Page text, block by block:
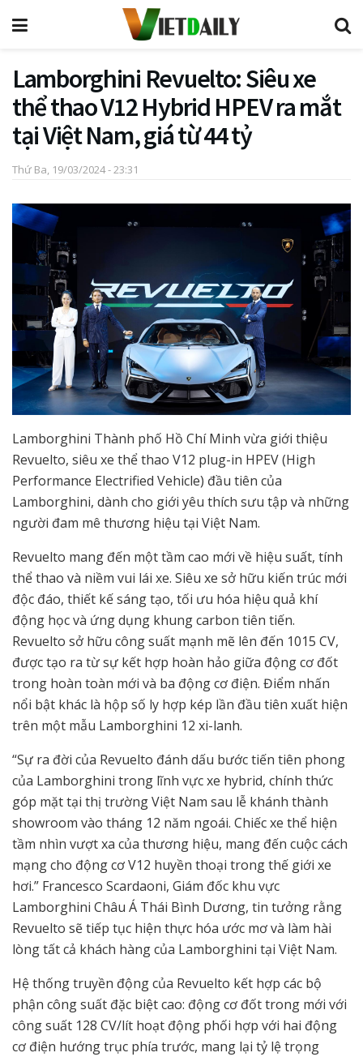
Lamborghini Revuelto: Siêu xe
thể thao V12 Hybrid HPEV ra mắt
tại Việt Nam, giá từ 44 tỷ
Thứ Ba, 19/03/2024 - 23:31
Lamborghini Thành phố Hồ Chí Minh vừa giới thiệu
Revuelto, siêu xe thể thao V12 plug-in HPEV (High
Performance Electrified Vehicle) đầu tiên của
Lamborghini, dành cho giới yêu thích sưu tập và những
người đam mê thương hiệu tại Việt Nam.
Revuelto mang đến một tầm cao mới về hiệu suất, tính
thể thao và niềm vui lái xe. Siêu xe sở hữu kiến trúc mới
độc đáo, thiết kế sáng tạo, tối ưu hóa hiệu quả khí
động học và ứng dụng khung carbon tiên tiến.
Revuelto sở hữu công suất mạnh mẽ lên đến 1015 CV,
được tạo ra từ sự kết hợp hoàn hảo giữa động cơ đốt
trong hoàn toàn mới và ba động cơ điện. Điểm nhấn
nổi bật khác là hộp số ly hợp kép lần đầu tiên xuất hiện
trên một mẫu Lamborghini 12 xi-lanh.
“Sự ra đời của Revuelto đánh dấu bước tiến tiên phong
của Lamborghini trong lĩnh vực xe hybrid, chính thức
góp mặt tại thị trường Việt Nam sau lễ khánh thành
showroom vào tháng 12 năm ngoái. Chiếc xe thể hiện
tầm nhìn vượt xa của thương hiệu, mang đến cuộc cách
mạng cho động cơ V12 huyền thoại trong thế giới xe
hơi.” Francesco Scardaoni, Giám đốc khu vực
Lamborghini Châu Á Thái Bình Dương, tin tưởng rằng
Revuelto sẽ tiếp tục hiện thực hóa ước mơ và làm hài
lòng tất cả khách hàng của Lamborghini tại Việt Nam.
Hệ thống truyền động của Revuelto kết hợp các bộ
phận công suất đặc biệt cao: động cơ đốt trong mới với
công suất 128 CV/lít hoạt động phối hợp với hai động
cơ điện hướng trục phía trước, mang lại tỷ lệ trọng